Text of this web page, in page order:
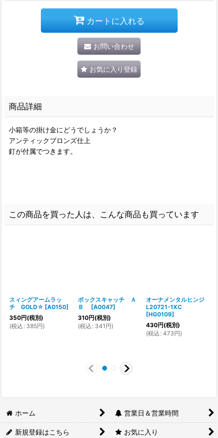
カートに入れる
お問い合わせ
お気に入り登録
商品詳細
小箱等の掛け金にどうでしょうか？
アンティックブロンズ仕上
釘が付属でつきます。
この商品を買った人は、こんな商品も買っています
スィングアームラッ
チ GOLD☆ [A0150]
350円(税別)
(税込 : 385円)
ボックスキャッチ Ａ
Ｂ
[A0047]
310円(税別)
(税込 : 341 円)
オーナメンタルヒンジ
L20721-1XC
[HG0109]
430円(税別)
(税込 : 473円)
ホーム 営業日＆営業時間
新規登録はこちら お気に入り